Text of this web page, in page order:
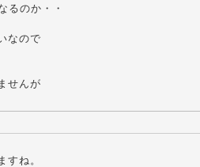
るのか・・
なので
せんが
すね。